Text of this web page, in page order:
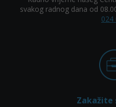
svakog radnog dana od
024
Zakažite